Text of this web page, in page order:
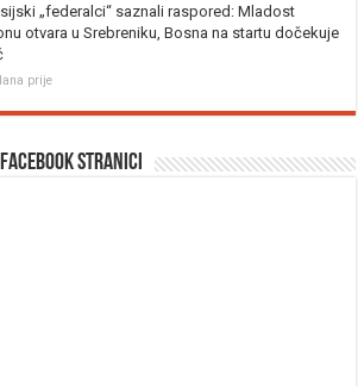
„federalci“ saznali raspored: Mladost
otvara u Srebreniku, Bosna na startu dočekuje
prije
stranici